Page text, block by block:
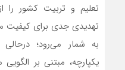
تعلیم و تربیت کشور را
تهدیدی جدی برای کیفیت
به شمار می‌رود؛
یکپارچه، مبتنی بر